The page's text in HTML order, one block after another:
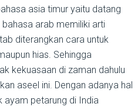
asia timur yaitu datang
bahasa arab memiliki arti
diterangkan cara untuk
hias. Sehingga
kekuasaan di zaman dahulu
aseel ini. Dengan adanya hal
ayam petarung di India